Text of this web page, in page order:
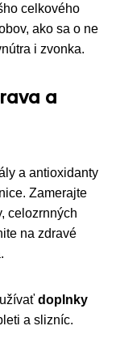
celkového
ako sa o ne
i zvonka.
a
a antioxidanty
Zamerajte
celozrnných
na zdravé
doplnky
a slizníc.